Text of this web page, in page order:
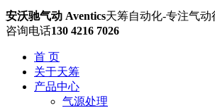
安沃驰气动 Aventics天筹自动化-专注气动
咨询电话130 4216 7026
首 页
关于天筹
产品中心
气源处理